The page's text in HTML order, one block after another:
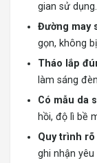
gian sử dụng.
Đường may
gọn, không
Tháo lắp
làm sáng
Có mẫu da
hồi, độ lì bề
Quy trình rõ
ghi nhận